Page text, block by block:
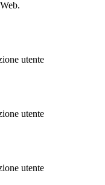
utente
utente
utente